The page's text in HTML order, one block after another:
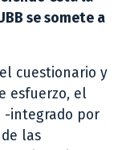
se somete a
cuestionario y
esfuerzo, el
-integrado por
las